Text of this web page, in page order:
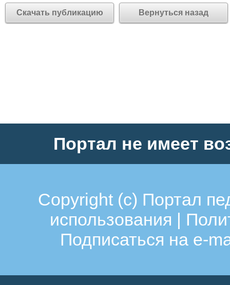
Скачать публикацию Вернуться назад
Портал не имеет
Copyright (c) Портал
использования |
Подписаться на e-